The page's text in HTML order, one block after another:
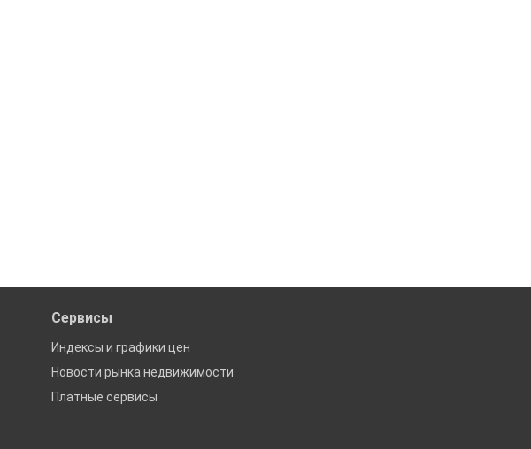
Сервисы
Индексы и графики цен
Новости рынка недвижимости
Платные сервисы